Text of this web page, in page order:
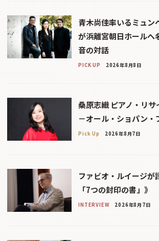
青木尚佳率いるミュン
が浜離宮朝日ホールへ
音の対話
PICK UP 2026年8月8日
桑原志織 ピアノ・リサ
－オール・ショパン・
Pick Up 2026年8月7日
ファビオ・ルイージが
「7つの封印の書」》
INTERVIEW 2026年8月7日